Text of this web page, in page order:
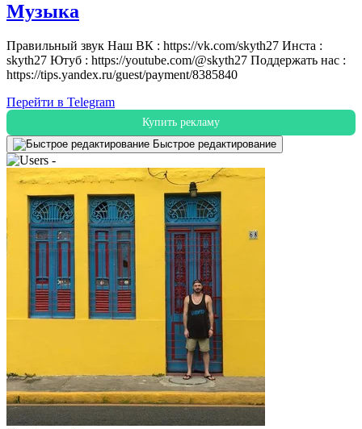
Музыка
Правильный звук Наш ВК : https://vk.com/skyth27 Инста :
skyth27 Ютуб : https://youtube.com/@skyth27 Поддержать нас :
https://tips.yandex.ru/guest/payment/8385840
Перейти в Telegram
Купить рекламу
Быстрое редактирование
-